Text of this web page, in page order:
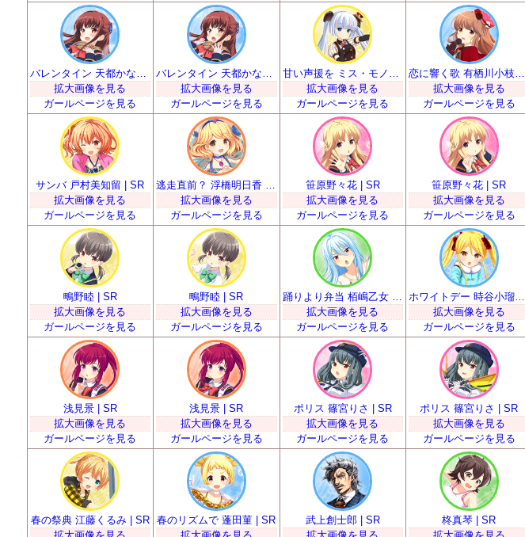
バレンタイン 天都かなた | SR
拡大画像を見る
ガールページを見る
バレンタイン 天都かなた | SR
拡大画像を見る
ガールページを見る
甘い声援を ミス・モノクローム | SR
拡大画像を見る
ガールページを見る
恋に響く歌 有栖川小枝子 | SR
拡大画像を見る
ガールページを見る
サンバ 戸村美知留 | SR
拡大画像を見る
ガールページを見る
逃走直前？ 浮橋明日香 | SR
拡大画像を見る
ガールページを見る
笹原野々花 | SR
拡大画像を見る
ガールページを見る
笹原野々花 | SR
拡大画像を見る
ガールページを見る
鴫野睦 | SR
拡大画像を見る
ガールページを見る
鴫野睦 | SR
拡大画像を見る
ガールページを見る
踊りより弁当 栢嶋乙女 | SR
拡大画像を見る
ガールページを見る
ホワイトデー 時谷小瑠璃 | SR
拡大画像を見る
ガールページを見る
浅見景 | SR
拡大画像を見る
ガールページを見る
浅見景 | SR
拡大画像を見る
ガールページを見る
ポリス 篠宮りさ | SR
拡大画像を見る
ガールページを見る
ポリス 篠宮りさ | SR
拡大画像を見る
ガールページを見る
春の祭典 江藤くるみ | SR
春のリズムで 蓬田菫 | SR
武上創士郎 | SR
柊真琴 | SR